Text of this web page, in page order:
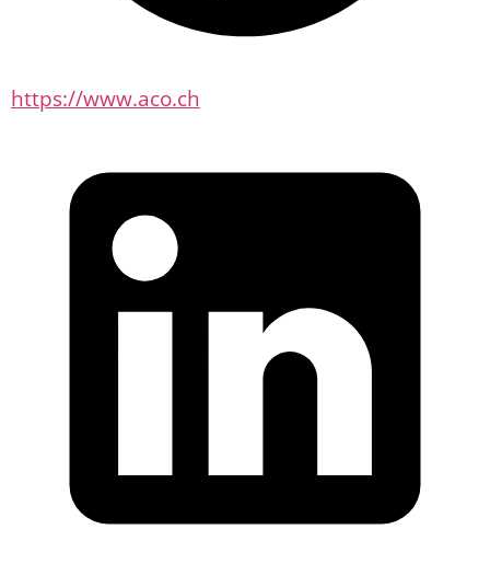
https://www.aco.ch